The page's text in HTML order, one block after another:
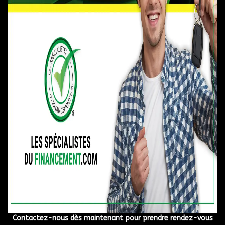
votre dossier.
🚗 Pour commencer votre parcours vers un meilleur crédit,
complétez une demande de financement sécurisée 24/7 en
toute confiance. L'un de nos spécialistes vous contactera
dans la prochaine heure ouvrable.
🔍 Ce n'est pas le véhicule que vous cherchez ? Laissez-nous
travailler pour vous ! Nous avons accès à plus de 5000
VÉHICULES AU MEILLEUR PRIX DE L'INDUSTRIE !
📍 Venez nous rendre visite dans notre succursales :
Longueuil, au 1110 boul. Marie-Victorin, Longueuil (Qc) J4G
Longueuil, au 850 boul. Taschereau, Longueuil (Qc) J4K 5B6
📞 Appelez-nous sans frais au1-844-770-7780
🌐 Remplissez votre demande de crédit en ligne et soyez
directement pré-approuvé en cliquant sur le lien ci-dessous :
MON APPROBATION COMMENCE ICI.
Contactez-nous dès maintenant pour prendre rendez-vous